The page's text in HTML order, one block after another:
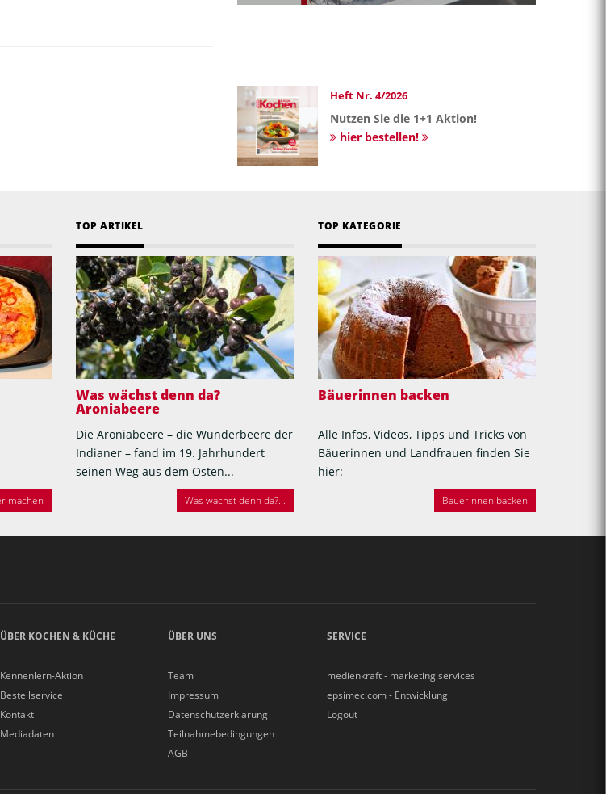
Heft Nr. 4/2026
Nutzen Sie die 1+1 Aktion!
hier bestellen!
machen
TOP ARTIKEL
Was wächst denn da?
Aroniabeere
Die Aroniabeere – die Wunderbeere der
Indianer – fand im 19. Jahrhundert
seinen Weg aus dem Osten...
Was wächst denn da?...
TOP KATEGORIE
Bäuerinnen backen
Alle Infos, Videos, Tipps und Tricks von
Bäuerinnen und Landfrauen finden Sie
hier:
Bäuerinnen backen
ÜBER KOCHEN & KÜCHE
Kennenlern-Aktion
Bestellservice
Kontakt
Mediadaten
ÜBER UNS
Team
Impressum
Datenschutzerklärung
Teilnahmebedingungen
AGB
SERVICE
medienkraft - marketing services
epsimec.com - Entwicklung
Logout